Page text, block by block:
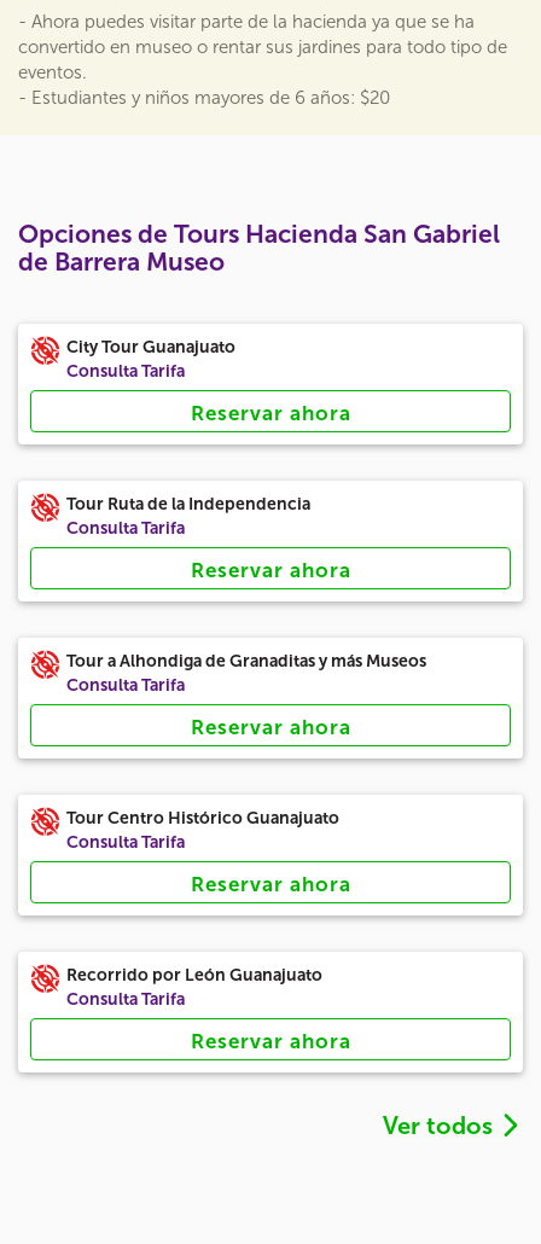
- Ahora puedes visitar parte de la hacienda ya que se ha
convertido en museo o rentar sus jardines para todo tipo de
eventos.
- Estudiantes y niños mayores de 6 años: $20
Opciones de Tours Hacienda San Gabriel
de Barrera Museo
City Tour Guanajuato
Consulta Tarifa
Reservar ahora
Tour Ruta de la Independencia
Consulta Tarifa
Reservar ahora
Tour a Alhondiga de Granaditas y más Museos
Consulta Tarifa
Reservar ahora
Tour Centro Histórico Guanajuato
Consulta Tarifa
Reservar ahora
Recorrido por León Guanajuato
Consulta Tarifa
Reservar ahora
Ver todos